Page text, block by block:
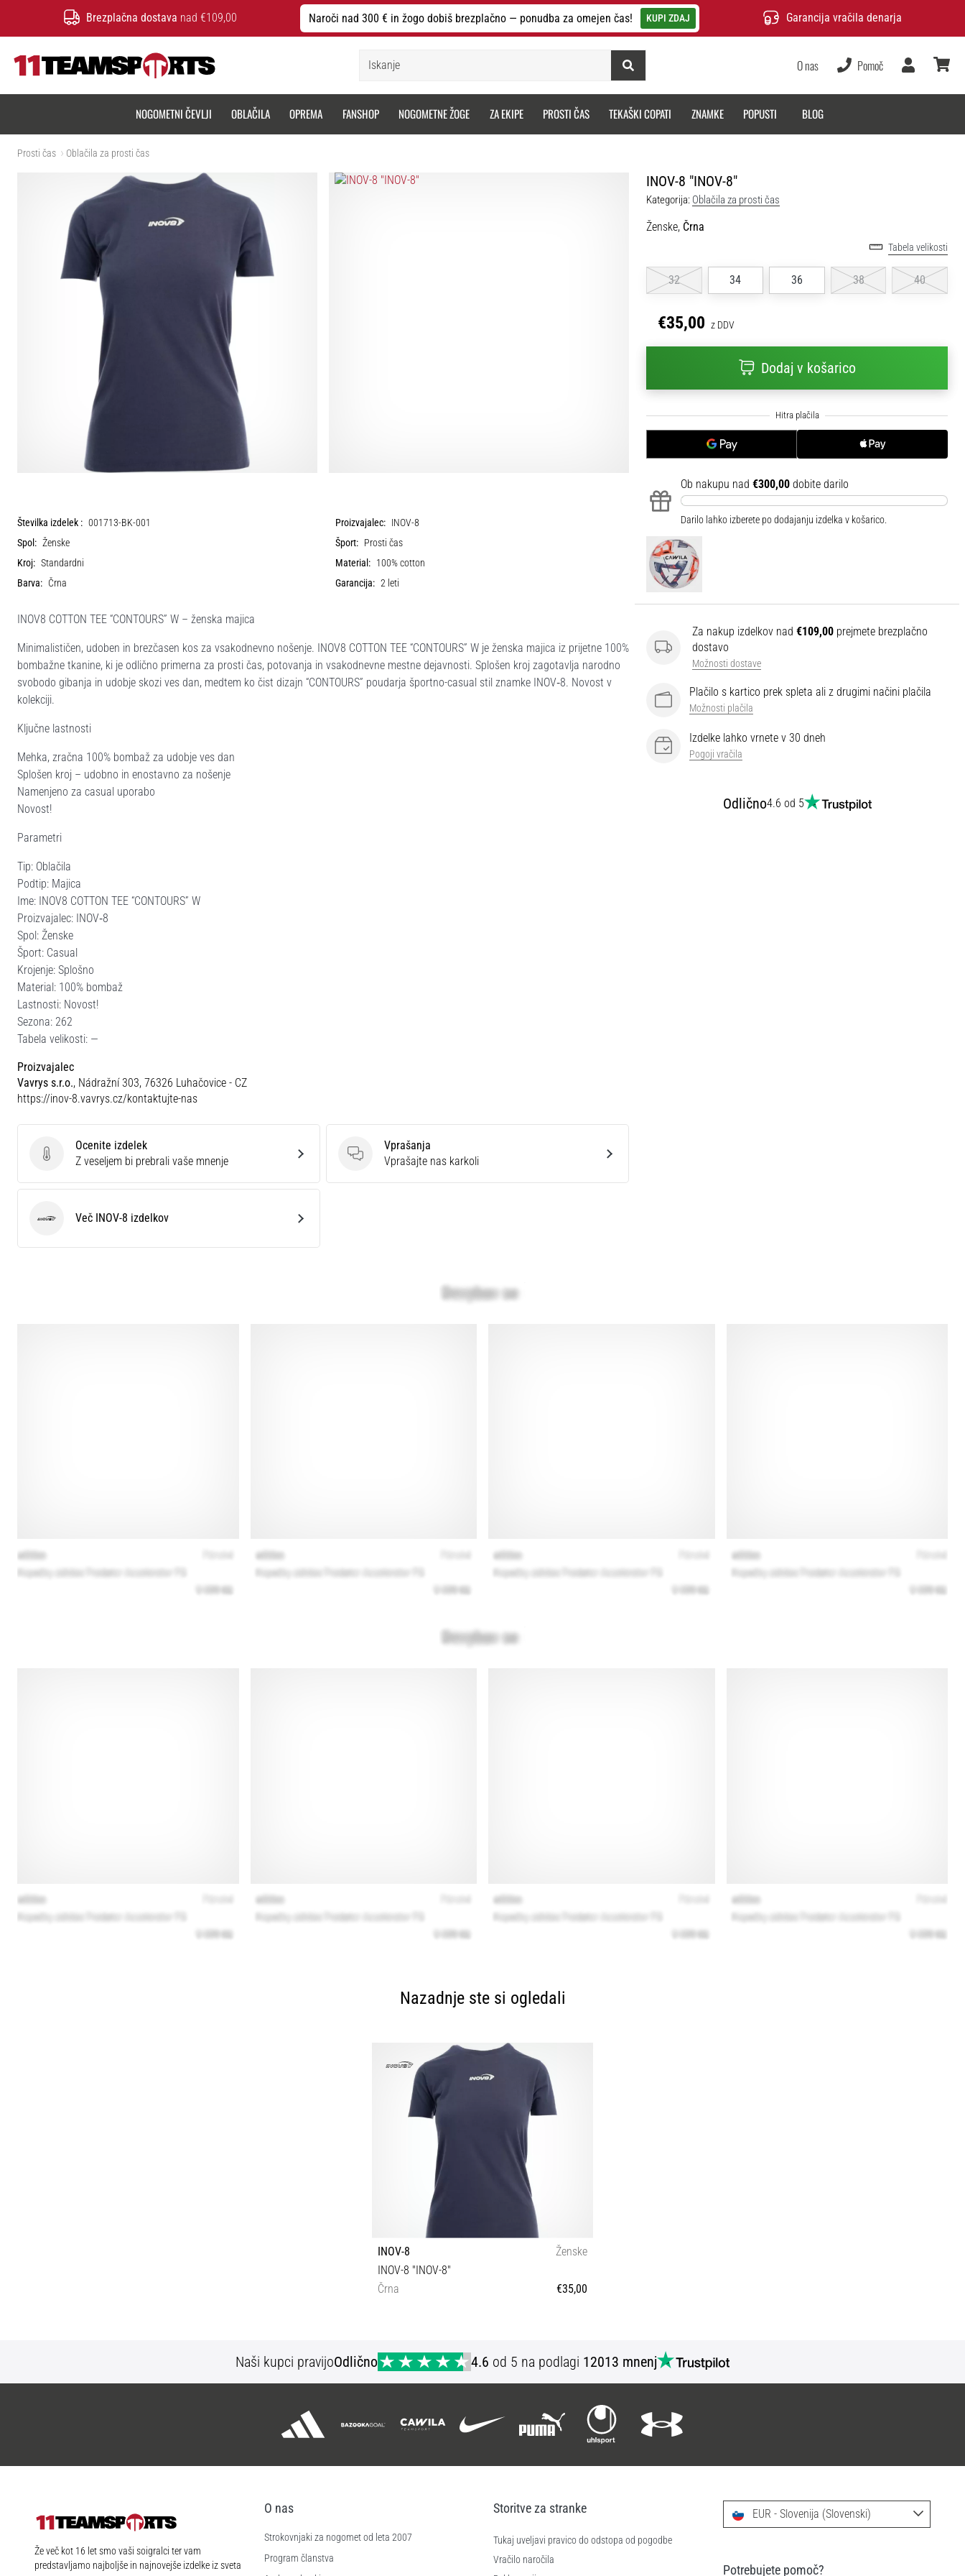
Brezplačna dostava nad €109,00 Naroči nad 300 € in žogo dobiš brezplačno — ponudba za omejen čas! KUPI ZDAJ Garancija vračila denarja
Iskanje
O nas Pomoč
Uporabnik
NOGOMETNI ČEVLJI OBLAČILA OPREMA FANSHOP NOGOMETNE ŽOGE ZA EKIPE PROSTI ČAS TEKAŠKI COPATI ZNAMKE POPUSTI BLOG
Prosti čas Oblačila za prosti čas
INOV-8 "INOV-8"
Kategorija: Oblačila za prosti čas
Ženske, Črna
Tabela velikosti
32 34 36 38 40
€35,00 z DDV
Dodaj v košarico
Ob nakupu nad €300,00 dobite darilo
Darilo lahko izberete po dodajanju izdelka v košarico.
Za nakup izdelkov nad €109,00 prejmete brezplačno
dostavo
Možnosti dostave
Plačilo s kartico prek spleta ali z drugimi načini plačila
Možnosti plačila
Izdelke lahko vrnete v 30 dneh
Pogoji vračila
Odlično4.6 od 5
Številka izdelek : 001713-BK-001 Proizvajalec: INOV-8
Spol: Ženske Šport: Prosti čas
Kroj: Standardni Material: 100% cotton
Barva: Črna Garancija: 2 leti
INOV8 COTTON TEE “CONTOURS” W – ženska majica
Minimalističen, udoben in brezčasen kos za vsakodnevno nošenje. INOV8 COTTON TEE “CONTOURS” W je ženska majica iz prijetne 100%
bombažne tkanine, ki je odlično primerna za prosti čas, potovanja in vsakodnevne mestne dejavnosti. Splošen kroj zagotavlja narodno
svobodo gibanja in udobje skozi ves dan, medtem ko čist dizajn “CONTOURS” poudarja športno-casual stil znamke INOV‑8. Novost v
kolekciji.
Ključne lastnosti
Mehka, zračna 100% bombaž za udobje ves dan
Splošen kroj – udobno in enostavno za nošenje
Namenjeno za casual uporabo
Novost!
Parametri
Tip: Oblačila
Podtip: Majica
Ime: INOV8 COTTON TEE “CONTOURS” W
Proizvajalec: INOV‑8
Spol: Ženske
Šport: Casual
Krojenje: Splošno
Material: 100% bombaž
Lastnosti: Novost!
Sezona: 262
Tabela velikosti: —
Proizvajalec
Vavrys s.r.o., Nádražní 303, 76326 Luhačovice - CZ
https://inov-8.vavrys.cz/kontaktujte-nas
Ocenite izdelek
Ocenite izdelek
Z veseljem bi prebrali vaše mnenje
Vprašanja
Vprašanja
Vprašajte nas karkoli
INOV-8 Več INOV-8 izdelkov
Nazadnje ste si ogledali
INOV-8
Ženske
INOV-8 "INOV-8"
Črna
€35,00
Naši kupci pravijoOdlično 4.6 od 5 na podlagi 12013 mnenj
11teamsports.si
Že več kot 16 let smo vaši soigralci ter vam
predstavljamo najboljše in najnovejše izdelke iz sveta
O nas
Strokovnjaki za nogomet od leta 2007
Program članstva
Storitve za stranke
Tukaj uveljavi pravico do odstopa od pogodbe
Vračilo naročila
EUR - Slovenija (Slovenski)
Potrebujete pomoč?